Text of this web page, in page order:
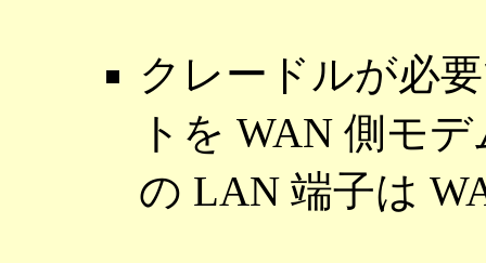
クレードルが必
トを WAN 側モ
の LAN 端子は